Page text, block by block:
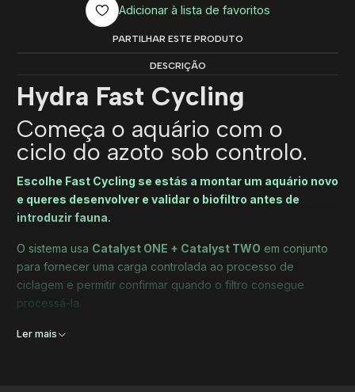
Adicionar à lista de favoritos
PARTILHAR ESTE PRODUTO
DESCRIÇÃO
Hydra Fast Cycling
Começa o aquário com o
ciclo do azoto sob controlo.
Escolhe Fast Cycling se estás a montar um aquário novo
e queres desenvolver e validar o biofiltro antes de
introduzir fauna.
O sistema usa Catalyst ONE + Catalyst TWO em conjunto
para fornecer uma carga controlada ao processo de
ciclagem e permitir confirmar quando o filtro consegue
processá-la.
Ler mais